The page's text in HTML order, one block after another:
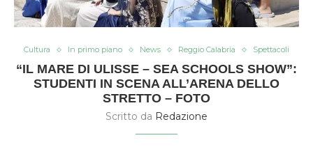
Cultura In primo piano News Reggio Calabria Spettacoli
“IL MARE DI ULISSE – SEA SCHOOLS SHOW”:
STUDENTI IN SCENA ALL’ARENA DELLO
STRETTO – FOTO
Scritto da Redazione